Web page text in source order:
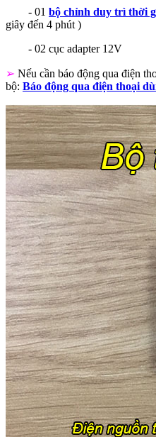
- 01 bộ chỉnh duy trì thời
giây đến 4 phút )
- 02 cục adapter 12V
➢ Nếu cần báo động qua điện
bộ: Báo động qua điện thoại